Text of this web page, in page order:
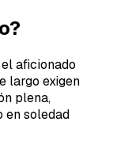
aficionado
largo exigen
plena,
en soledad